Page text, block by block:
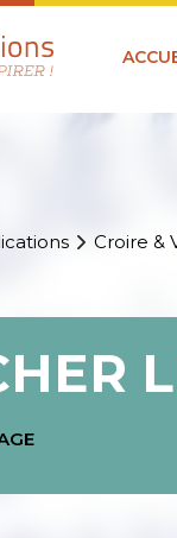
Croire &